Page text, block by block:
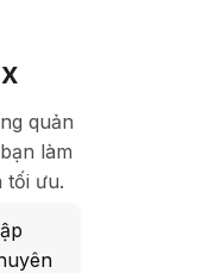
quản
làm
tối ưu.